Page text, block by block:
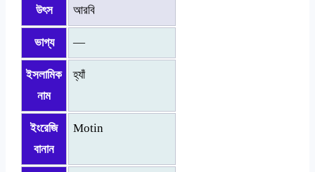
উৎস আরবি
ভাগ্য —
ইসলামিক
নাম
হ্যাঁ
ইংরেজি
বানান
Motin